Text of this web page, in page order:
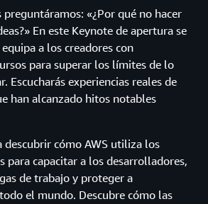
preguntáramos: «¿Por qué no hacer
En este Keynote de apertura se
a los creadores con
para superar los límites de lo
Escucharás experiencias reales de
han alcanzado hitos notables
descubrir cómo AWS utiliza los
para capacitar a los desarrolladores,
de trabajo y proteger a
el mundo. Descubre cómo las